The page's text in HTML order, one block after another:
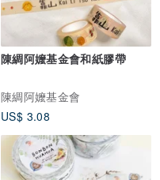
陳綢阿嬤基金會和紙膠帶
陳綢阿嬤基金會
US$ 3.08